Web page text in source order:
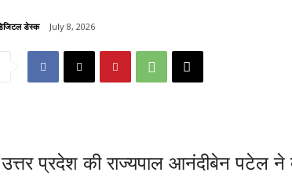
डिजिटल डेस्क July 8, 2026
प्रदेश की राज्यपाल आनंदीबेन पटेल ने